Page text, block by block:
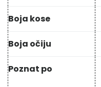
Boja kose
Boja očiju
Poznat po